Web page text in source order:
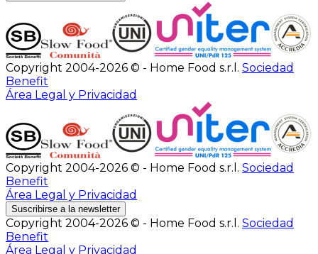
Copyright 2004-2026 © - Home Food s.r.l. Sociedad
Benefit
Área Legal y Privacidad
Copyright 2004-2026 © - Home Food s.r.l. Sociedad
Benefit
Área Legal y Privacidad
Suscribirse a la newsletter
Copyright 2004-2026 © - Home Food s.r.l. Sociedad
Benefit
Área Legal y Privacidad